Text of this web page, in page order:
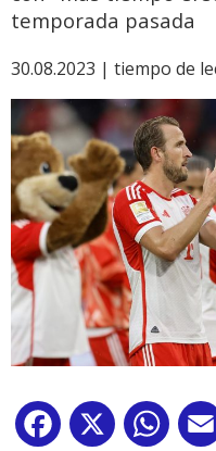
temporada pasada
30.08.2023 | tiempo de
Facebook
X